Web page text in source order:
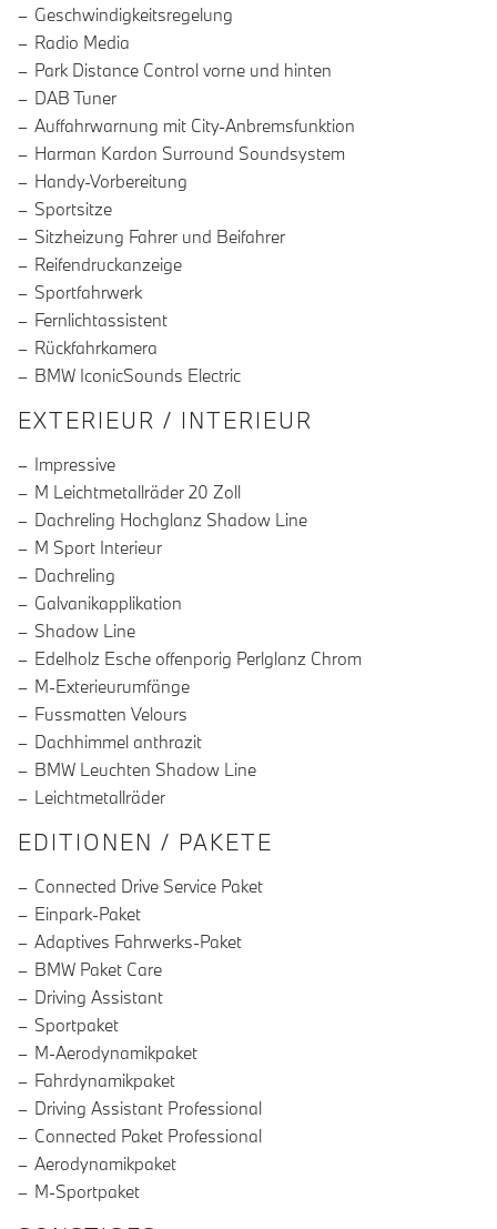
Geschwindigkeitsregelung
Radio Media
Park Distance Control vorne und hinten
DAB Tuner
Auffahrwarnung mit City-Anbremsfunktion
Harman Kardon Surround Soundsystem
Handy-Vorbereitung
Sportsitze
Sitzheizung Fahrer und Beifahrer
Reifendruckanzeige
Sportfahrwerk
Fernlichtassistent
Rückfahrkamera
BMW IconicSounds Electric
EXTERIEUR / INTERIEUR
Impressive
M Leichtmetallräder 20 Zoll
Dachreling Hochglanz Shadow Line
M Sport Interieur
Dachreling
Galvanikapplikation
Shadow Line
Edelholz Esche offenporig Perlglanz Chrom
M-Exterieurumfänge
Fussmatten Velours
Dachhimmel anthrazit
BMW Leuchten Shadow Line
Leichtmetallräder
EDITIONEN / PAKETE
Connected Drive Service Paket
Einpark-Paket
Adaptives Fahrwerks-Paket
BMW Paket Care
Driving Assistant
Sportpaket
M-Aerodynamikpaket
Fahrdynamikpaket
Driving Assistant Professional
Connected Paket Professional
Aerodynamikpaket
M-Sportpaket